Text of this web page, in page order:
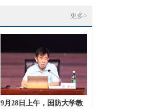
更多>
9月28日上午，国防大学教